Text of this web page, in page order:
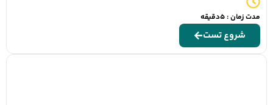
مدت زمان : 5دقیقه
شروع تست